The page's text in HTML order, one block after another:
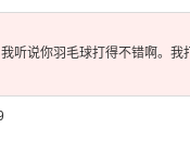
我听说你羽毛球打得不错啊。我打